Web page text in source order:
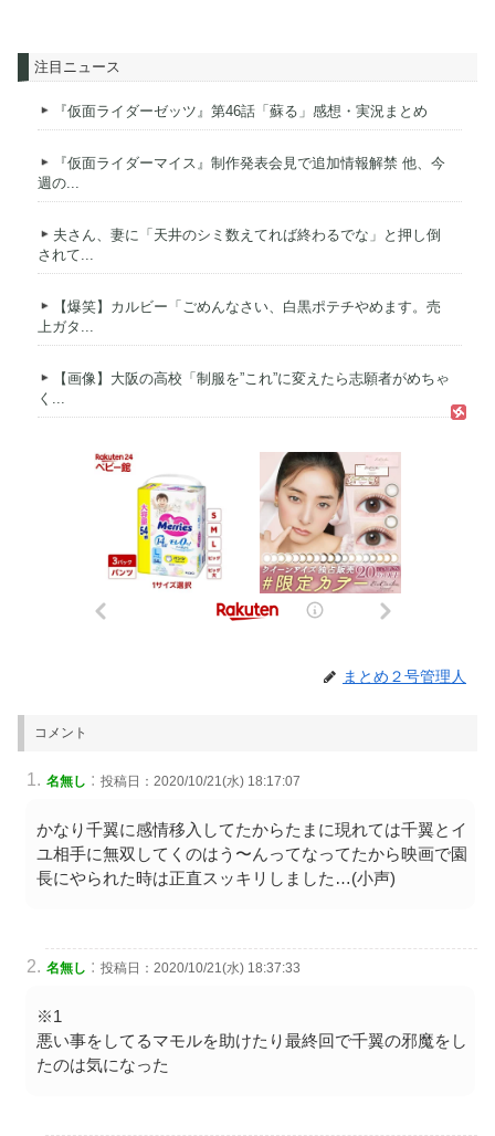
注目ニュース
『仮面ライダーゼッツ』第46話「蘇る」感想・実況まとめ
『仮面ライダーマイス』制作発表会見で追加情報解禁 他、今
週の...
夫さん、妻に「天井のシミ数えてれば終わるでな」と押し倒
されて...
【爆笑】カルビー「ごめんなさい、白黒ポテチやめます。売
上ガタ...
【画像】大阪の高校「制服を”これ”に変えたら志願者がめちゃ
く...
まとめ２号管理人
コメント
名無し : 投稿日：2020/10/21(水) 18:17:07
かなり千翼に感情移入してたからたまに現れては千翼とイ
ユ相手に無双してくのはう〜んってなってたから映画で園
長にやられた時は正直スッキリしました…(小声)
名無し : 投稿日：2020/10/21(水) 18:37:33
※1
悪い事をしてるマモルを助けたり最終回で千翼の邪魔をし
たのは気になった